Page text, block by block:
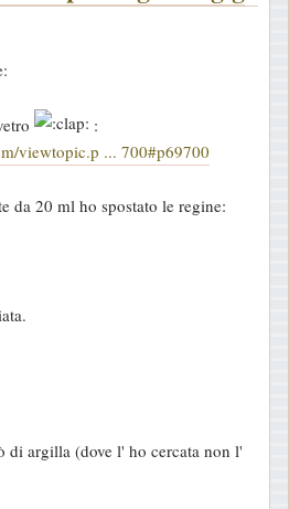
:
viewtopic.p ... 700#p69700
da 20 ml ho spostato le regine:
di argilla (dove l' ho cercata non l'